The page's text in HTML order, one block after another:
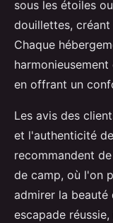
sous les étoiles
douillettes, créant
Chaque
en offrant un
Les avis des
et l'authenticité
recommandent
de camp, où l'on
admirer la beauté
escapade